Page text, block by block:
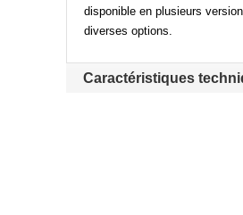
disponible en plusieurs
diverses options.
Caractéristiques